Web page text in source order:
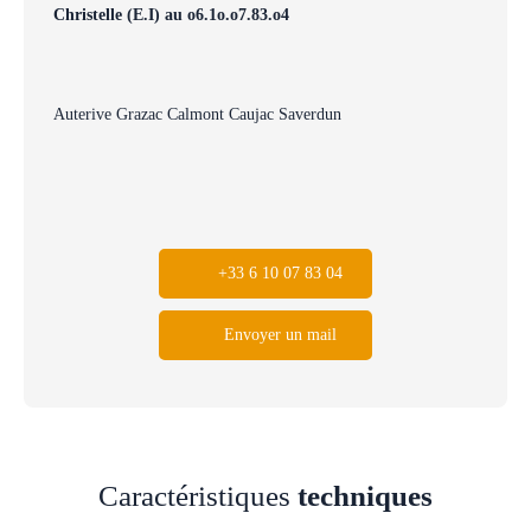
Christelle (E.I) au o6.1o.o7.83.o4
Auterive Grazac Calmont Caujac Saverdun
+33 6 10 07 83 04
Envoyer un mail
Caractéristiques techniques